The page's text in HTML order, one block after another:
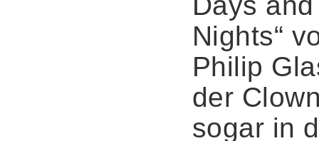
Nights“
Philip
der
sogar in